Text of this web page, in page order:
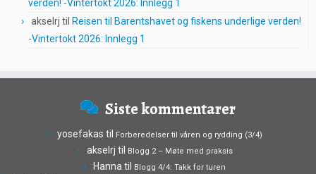
verden! -Vintertokt 2026: Innlegg 1
akselrj til Reisen til Barentshavet og fiskens underlige verden!
-Vintertokt 2026: Innlegg 1
Siste kommentarer
yosefakas til Forberedelser til våren og rydding (3/4)
akselrj til Blogg 2 – Møte med praksis
Hanna til Blogg 4/4: Takk for turen